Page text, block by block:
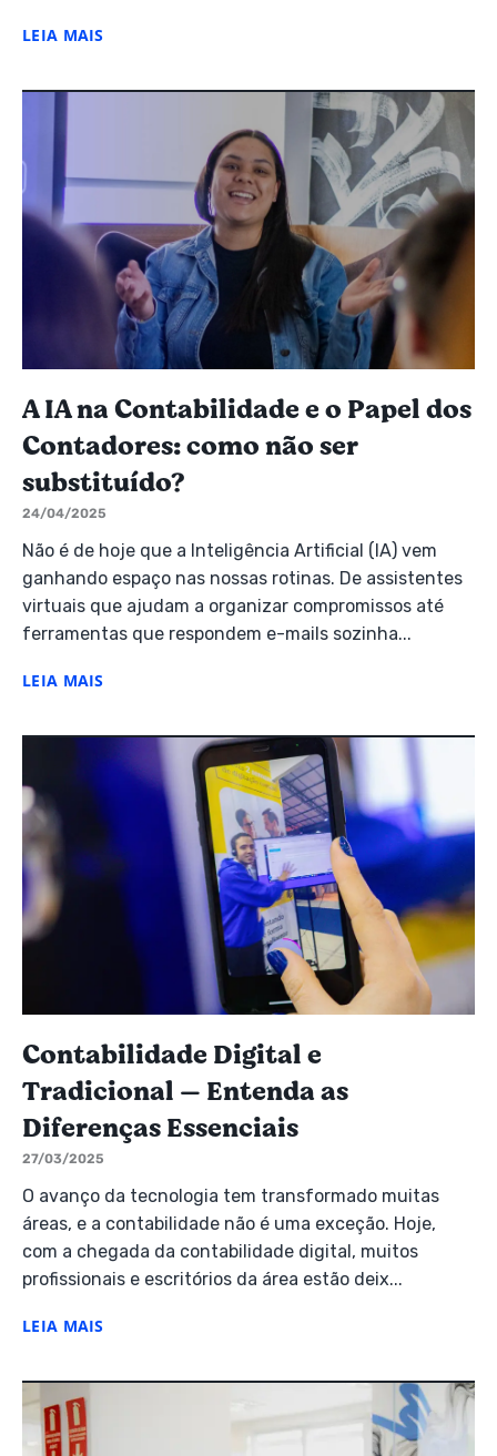
LEIA MAIS
A IA na Contabilidade e o Papel dos
Contadores: como não ser
substituído?
24/04/2025
Não é de hoje que a Inteligência Artificial (IA) vem
ganhando espaço nas nossas rotinas. De assistentes
virtuais que ajudam a organizar compromissos até
ferramentas que respondem e-mails sozinha...
LEIA MAIS
Contabilidade Digital e
Tradicional — Entenda as
Diferenças Essenciais
27/03/2025
O avanço da tecnologia tem transformado muitas
áreas, e a contabilidade não é uma exceção. Hoje,
com a chegada da contabilidade digital, muitos
profissionais e escritórios da área estão deix...
LEIA MAIS